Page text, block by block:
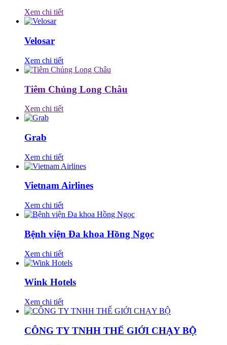
Xem chi tiết
Velosar
Xem chi tiết
Tiêm Chủng Long Châu
Xem chi tiết
Grab
Xem chi tiết
Vietnam Airlines
Xem chi tiết
Bệnh viện Đa khoa Hồng Ngọc
Xem chi tiết
Wink Hotels
Xem chi tiết
CÔNG TY TNHH THẾ GIỚI CHẠY BỘ